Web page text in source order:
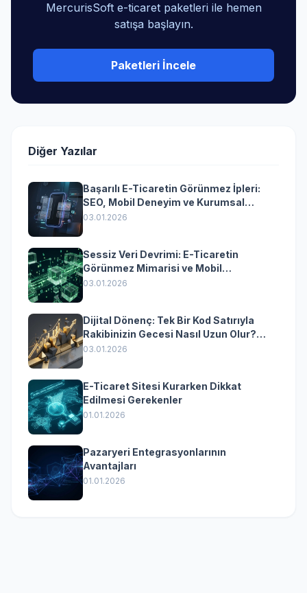
MercurisSoft e-ticaret paketleri ile hemen
satışa başlayın.
Paketleri İncele
Diğer Yazılar
Başarılı E-Ticaretin Görünmez İpleri:
SEO, Mobil Deneyim ve Kurumsal
Yazılımın Kazandıran Senkronizasyonu
03.01.2026
Sessiz Veri Devrimi: E-Ticaretin
Görünmez Mimarisi ve Mobil
Dönüşümün Kurumsal Anahtarı
03.01.2026
Dijital Dönenç: Tek Bir Kod Satırıyla
Rakibinizin Gecesi Nasıl Uzun Olur?
(Kurumsal Yazılımın Güçlü Rolü)
03.01.2026
E-Ticaret Sitesi Kurarken Dikkat
Edilmesi Gerekenler
01.01.2026
Pazaryeri Entegrasyonlarının
Avantajları
01.01.2026